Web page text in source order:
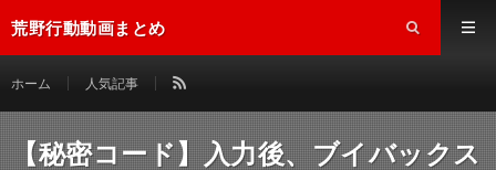
荒野行動動画まとめ
ホーム 人気記事
【秘密コード】入力後、ブイバックス